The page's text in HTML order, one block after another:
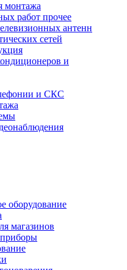
монтажа
работ прочее
антенн
сетей
и
и СКС
оборудование
магазинов